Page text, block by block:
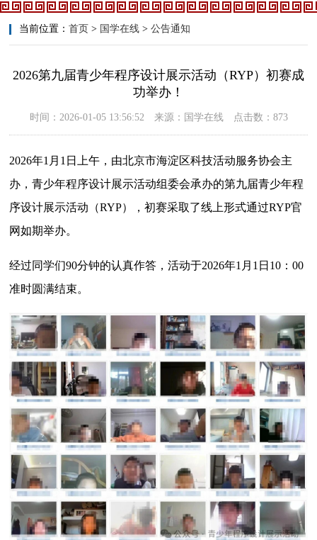
当前位置：首页 > 国学在线 >公告通知
2026第九届青少年程序设计展示活动（RYP）初赛成
功举办！
时间：2026-01-05 13:56:52 来源：国学在线 点击数：873
2026年1月1日上午，由北京市海淀区科技活动服务协会主
办，青少年程序设计展示活动组委会承办的第九届青少年程
序设计展示活动（RYP），初赛采取了线上形式通过RYP官
网如期举办。
经过同学们90分钟的认真作答，活动于2026年1月1日10：00
准时圆满结束。